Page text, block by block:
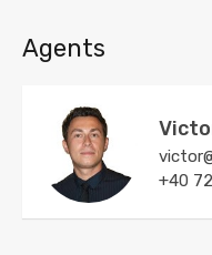
Agents
+40